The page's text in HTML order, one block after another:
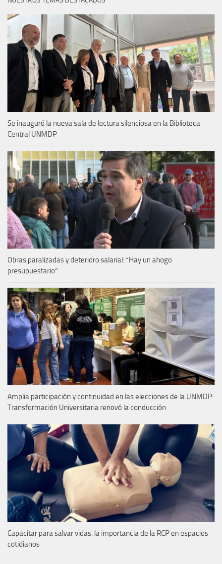
Se inauguró la nueva sala de lectura silenciosa en la Biblioteca
Central UNMDP
Obras paralizadas y deterioro salarial: “Hay un ahogo
presupuestario”
Amplia participación y continuidad en las elecciones de la UNMDP:
Transformación Universitaria renovó la conducción
Capacitar para salvar vidas: la importancia de la RCP en espacios
cotidianos